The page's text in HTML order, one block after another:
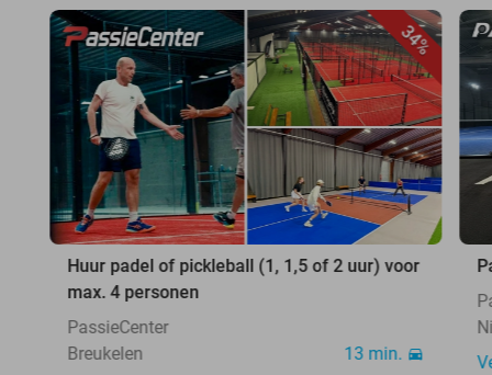
34%
Huur padel of pickleball (1, 1,5 of 2 uur) voor
max. 4 personen
PassieCenter
Breukelen
13 min.